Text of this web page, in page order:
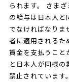
られます。 さま
の給与は日本人と
でなければなりま
者に適用されるた
賃金を支払うこと
と日本人が同様
禁止されています